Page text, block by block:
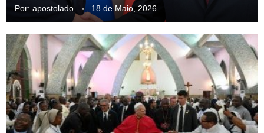
Por: apostolado 18 de Maio, 2026